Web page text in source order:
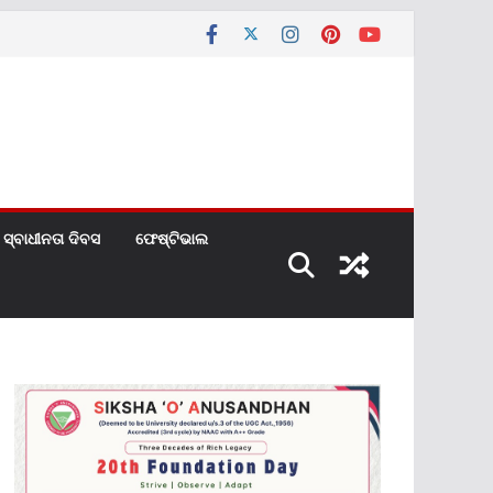
ସ୍ବାଧୀନତା ଦିବସ ଫେଷ୍ଟିଭାଲ